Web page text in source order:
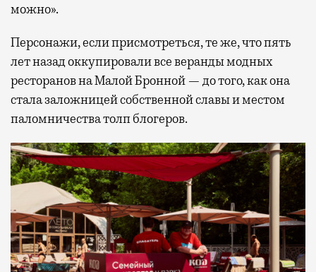
можно».
Персонажи, если присмотреться, те же, что пять
лет назад оккупировали все веранды модных
ресторанов на Малой Бронной — до того, как она
стала заложницей собственной славы и местом
паломничества толп блогеров.